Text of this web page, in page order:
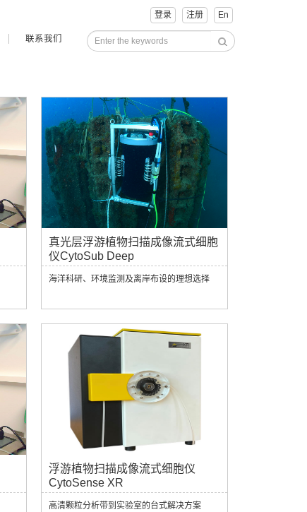
登录 注册 En
联系我们
真光层浮游植物扫描成像流式细胞
仪CytoSub Deep
海洋科研、环境监测及离岸布设的理想选择
浮游植物扫描成像流式细胞仪
CytoSense XR
高清颗粒分析带到实验室的台式解决方案